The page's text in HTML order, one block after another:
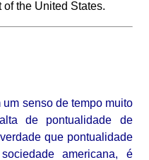
the United States.
senso de tempo muito
de pontualidade de
que pontualidade
americana, é